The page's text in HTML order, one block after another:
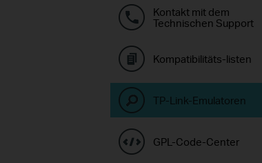
Kontakt mit dem
Technischen Support
Kompatibilitäts-listen
TP-Link-Emulatoren
GPL-Code-Center